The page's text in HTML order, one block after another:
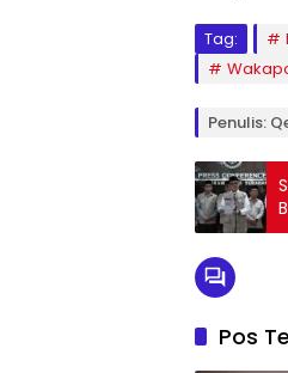
Tag:
Penulis:
Pos